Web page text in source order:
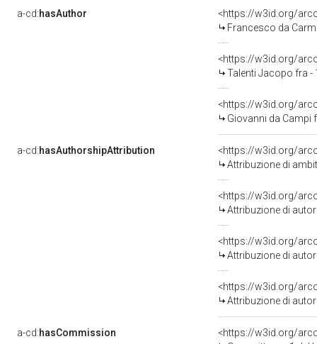
a-cd:hasAuthor
<https://w3id.org/
Francesco da
<https://w3id.org/
Talenti Jacopo fra -
<https://w3id.org/
Giovanni da Campi
a-cd:hasAuthorshipAttribution
Attribuzione di
<https://w3id.org/
Attribuzione di
<https://w3id.org/
Attribuzione di
<https://w3id.org/
Attribuzione di
a-cd:hasCommission
<https://w3id.org/